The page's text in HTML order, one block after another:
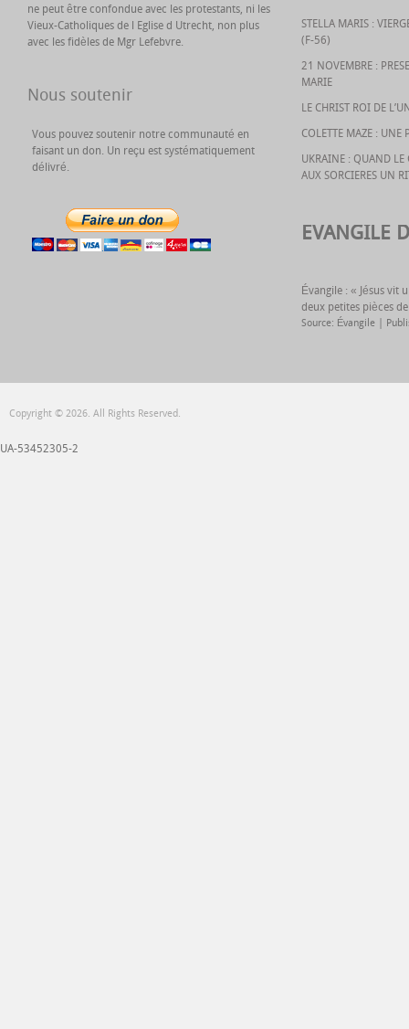
ne peut être confondue avec les protestants, ni les
Vieux-Catholiques de l Eglise d Utrecht, non plus
avec les fidèles de Mgr Lefebvre.
Nous soutenir
Vous pouvez soutenir notre communauté en
faisant un don. Un reçu est systématiquement
délivré.
STELLA MARIS :
(F-56)
21 NOVEMBRE :
MARIE
LE CHRIST ROI DE
COLETTE MAZE :
UKRAINE : QUAND LE
AUX SORCIERES UN
EVANGILE
Évangile : « Jésus vit
deux petites pièces
Source: Évangile
Copyright © 2026. All Rights Reserved.
UA-53452305-2